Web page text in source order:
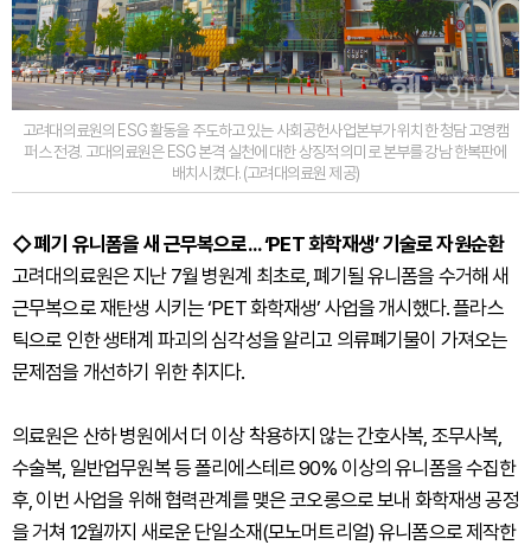
고려대의료원의 ESG 활동을 주도하고 있는 사회공헌사업본부가 위치한 청담 고영캠
퍼스 전경. 고대의료원은 ESG 본격 실천에 대한 상징적 의미로 본부를 강남 한복판에
배치시켰다. (고려대의료원 제공)
◇ 폐기 유니폼을 새 근무복으로... ‘PET 화학재생’ 기술로 자원순환
고려대의료원은 지난 7월 병원계 최초로, 폐기될 유니폼을 수거해 새
근무복으로 재탄생 시키는 ‘PET 화학재생’ 사업을 개시했다. 플라스
틱으로 인한 생태계 파괴의 심각성을 알리고 의류폐기물이 가져오는
문제점을 개선하기 위한 취지다.
의료원은 산하 병원에서 더 이상 착용하지 않는 간호사복, 조무사복,
수술복, 일반업무원복 등 폴리에스테르 90% 이상의 유니폼을 수집한
후, 이번 사업을 위해 협력관계를 맺은 코오롱으로 보내 화학재생 공정
을 거쳐 12월까지 새로운 단일소재(모노머트리얼) 유니폼으로 제작한